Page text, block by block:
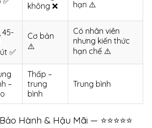
không ❌
hạn ⚠️
45-
✅
Cơ bản
⚠️
Có nhân viên
nhưng kiến thức
hạn chế ⚠️
–
Thấp –
trung
bình
Trung bình
Hành & Hậu Mãi — ⭐⭐⭐⭐⭐